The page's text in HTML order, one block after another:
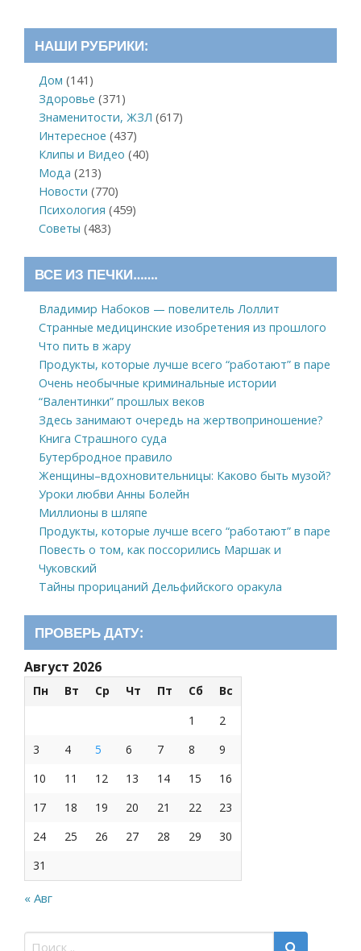
НАШИ РУБРИКИ:
Дом (141)
Здоровье (371)
Знаменитости, ЖЗЛ (617)
Интересное (437)
Клипы и Видео (40)
Мода (213)
Новости (770)
Психология (459)
Советы (483)
ВСЕ ИЗ ПЕЧКИ…….
Владимир Набоков — повелитель Лоллит
Странные медицинские изобретения из прошлого
Что пить в жару
Продукты, которые лучше всего “работают” в паре
Очень необычные криминальные истории
“Валентинки” прошлых веков
Здесь занимают очередь на жертвоприношение?
Книга Страшного суда
Бутербродное правило
Женщины–вдохновительницы: Каково быть музой?
Уроки любви Анны Болейн
Миллионы в шляпе
Продукты, которые лучше всего “работают” в паре
Повесть о том, как поссорились Маршак и
Чуковский
Тайны прорицаний Дельфийского оракула
ПРОВЕРЬ ДАТУ:
Август 2026
Пн Вт Ср Чт Пт Сб
Вс
1
2
3
4 5 6 7 8
9
10
11 12 13 14 15
16
17
18 19 20 21 22
23
24
25 26 27 28 29
30
31
« Авг